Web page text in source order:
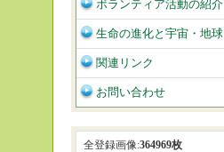
ボランティア活動の紹介
生命の進化と宇宙・地球
関連リンク
お問い合わせ
全登録画像:364969枚